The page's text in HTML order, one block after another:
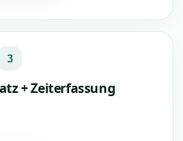
3
+ Zeiterfassung